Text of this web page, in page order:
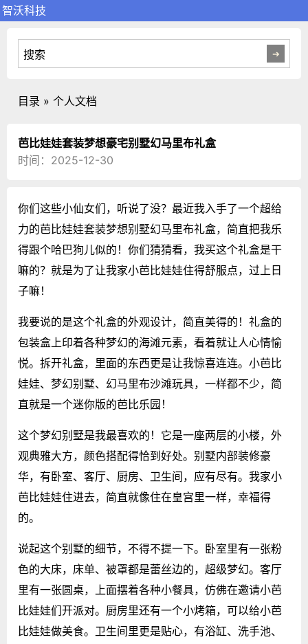
智沃科技
目录 » 个人文档
芭比娃娃套装梦想豪宅别墅幻马里布礼盒
时间：2025-12-30
你们这些小仙女们，听说了没？最近我入手了一个超给
力的芭比娃娃套装梦想别墅幻马里布礼盒，简直把我乐
得跟个哈巴狗儿似的！你们猜猜看，我买这个礼盒是干
嘛的？就是为了让我家小芭比娃娃住得舒服点，过上日
子嘛！
我要说的是这个礼盒的外观设计，简直美得的！礼盒的
包装盒上印着各种梦幻的海滩元素，看着就让人心情愉
悦。拆开礼盒，里面的东西更是让我惊喜连连。小芭比
娃娃、梦幻别墅、幻马里布沙滩玩具，一样都不少，简
直就是一个迷你版的芭比乐园！
这个梦幻别墅是我最喜欢的！它是一座两层的小楼，外
观典雅大方，颜色搭配得恰到好处。别墅内部装修豪
华，有卧室、客厅、厨房、卫生间，应有尽有。我家小
芭比娃娃住进去，简直就像住在皇宫里一样，幸福得
的。
说起这个别墅的细节，不得不提一下。卧室里有一张粉
色的大床，床单、被罩都是蕾丝边的，超级梦幻。客厅
里有一张圆桌，上面摆着各种小餐具，仿佛在邀请小芭
比娃娃们开派对。厨房里还有一个小烤箱，可以给小芭
比娃娃做美食。卫生间里更是贴心，有浴缸、洗手池、